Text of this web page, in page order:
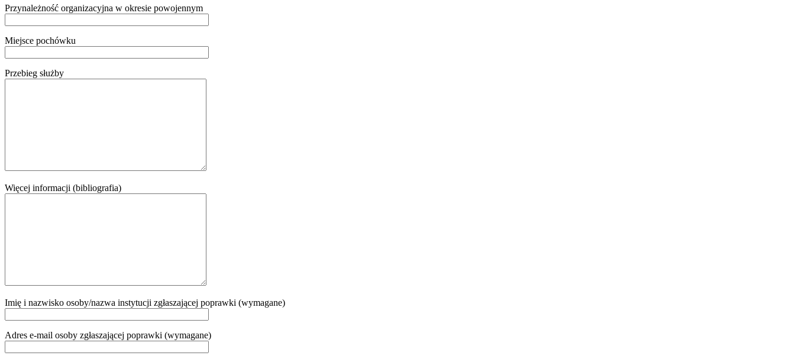
Przynależność organizacyjna w okresie powojennym
Miejsce pochówku
Przebieg służby
Więcej informacji (bibliografia)
Imię i nazwisko osoby/nazwa instytucji zgłaszającej poprawki (wymagane)
Adres e-mail osoby zgłaszającej poprawki (wymagane)